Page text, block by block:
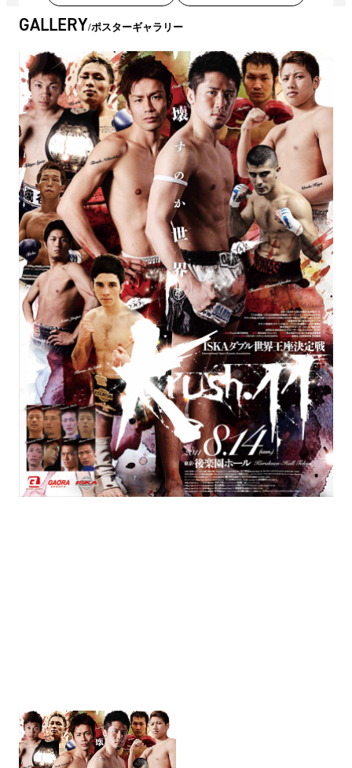
GALLERY ポスターギャラリー